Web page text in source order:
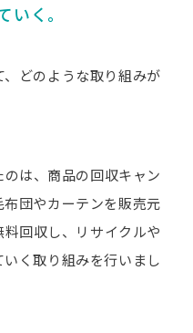
く。
どのような取り組みが
は、商品の回収キャン
団やカーテンを販売元
回収し、リサイクルや
いく取り組みを行いまし